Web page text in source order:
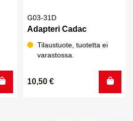
G03-31D
Adapteri Cadac
Tilaustuote, tuotetta ei
varastossa.
10,50 €